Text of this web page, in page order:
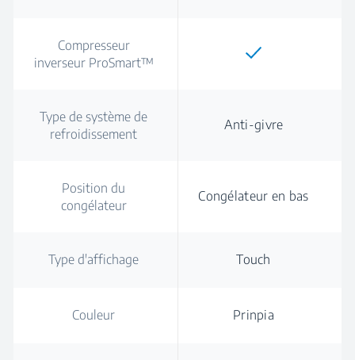
Compresseur
inverseur ProSmart™
Type de système de
refroidissement
Anti-givre
Position du
congélateur
Congélateur en bas
Type d'affichage Touch
Couleur Prinpia